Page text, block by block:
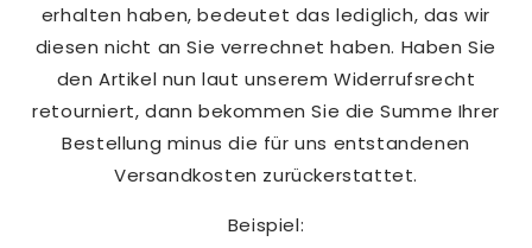
erhalten haben, bedeutet das lediglich, das wir
diesen nicht an Sie verrechnet haben. Haben Sie
den Artikel nun laut unserem Widerrufsrecht
retourniert, dann bekommen Sie die Summe Ihrer
Bestellung minus die für uns entstandenen
Versandkosten zurückerstattet.
Beispiel: